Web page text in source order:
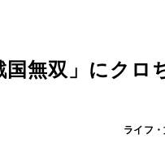
国無双」にク
ライフ